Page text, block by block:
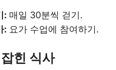
: 매일 30분씩 걷기.
: 요가 수업에 참여하기.
힌 식사